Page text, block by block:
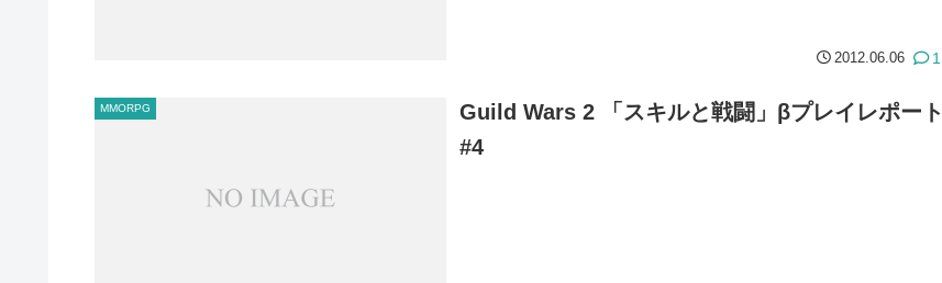
2012.06.06 1
MMORPG
Guild Wars 2 「スキルと戦闘」βプレイレポート
#4